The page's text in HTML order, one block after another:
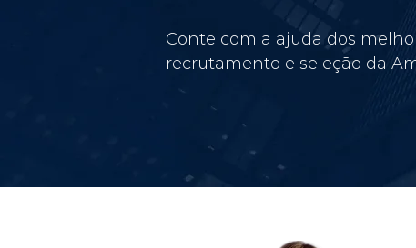
Conte com a ajuda dos
recrutamento e seleção da